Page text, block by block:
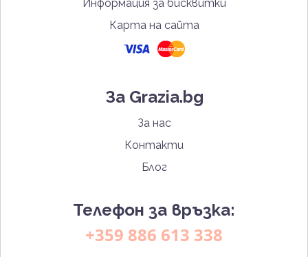
Информация за бисквитки
Карта на сайта
За Grazia.bg
За нас
Контакти
Блог
Телефон за връзка:
+359 886 613 338